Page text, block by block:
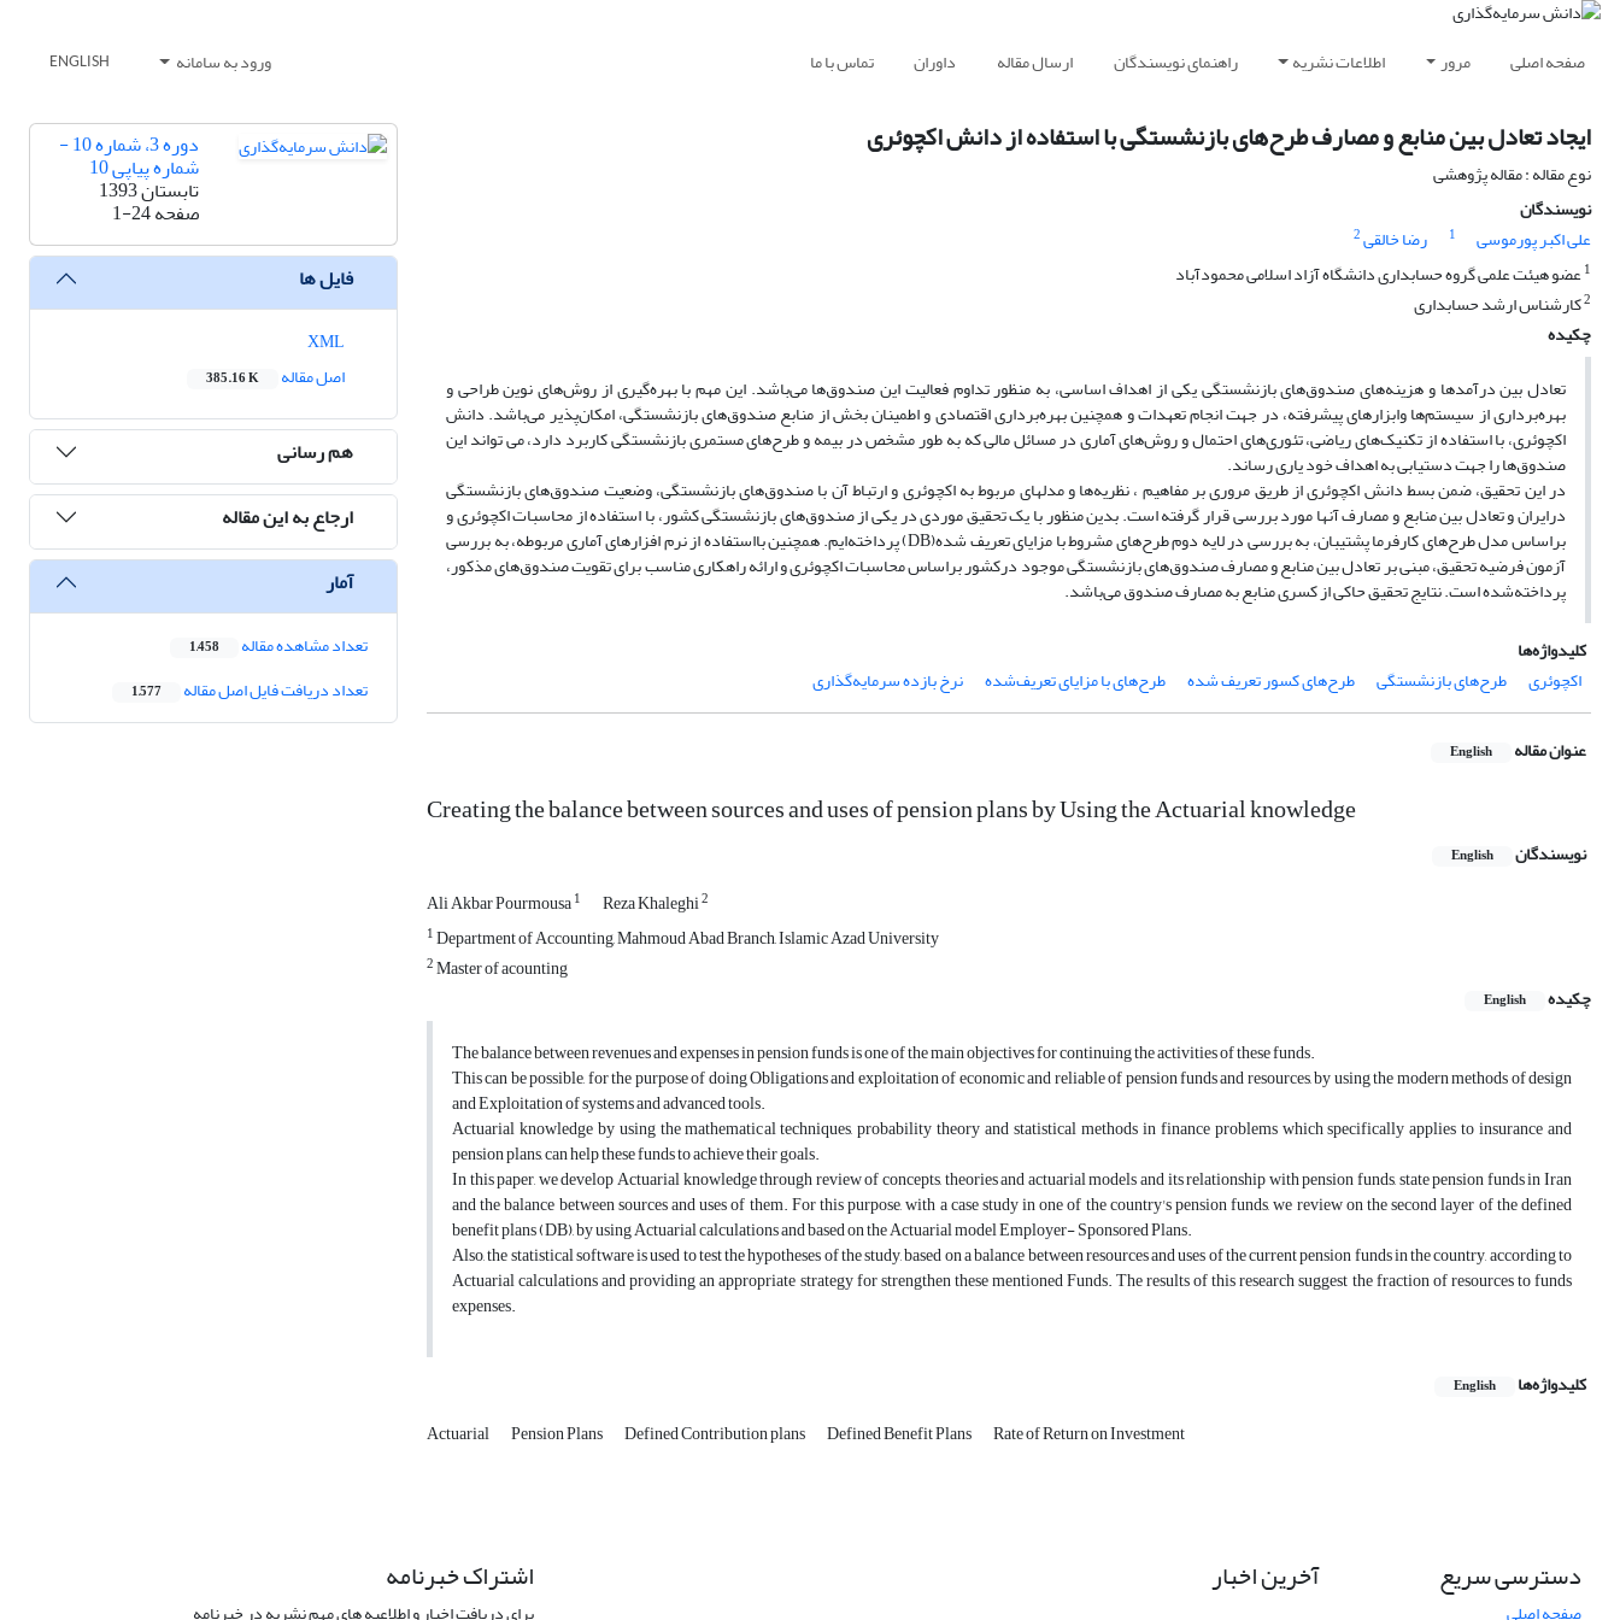
صفحه اصلی مرور اطلاعات نشریه راهنمای نویسندگان ارسال مقاله داوران تماس با ما ورود به سامانه ENGLISH
ایجاد تعادل بین منابع و مصارف طرح‌های بازنشستگی با استفاده از دانش اکچوئری
نوع مقاله : مقاله پژوهشی
نویسندگان
علی اکبر پورموسی
1 رضا خالقی2
1عضو هیئت علمی گروه حسابداری دانشگاه آزاد اسلامی محمودآباد
2کارشناس ارشد حسابداری
چکیده
تعادل بین درآمدها و هزینه‌های صندوق‌های بازنشستگی یکی از اهداف اساسی، به منظور تداوم فعالیت این صندوق‌ها می‌باشد. این مهم با بهره‌گیری از روش‌های نوین طراحی و
بهره‌برداری از سیستم‌ها وابزارهای پیشرفته، در جهت انجام تعهدات و همچنین بهره‌برداری اقتصادی و اطمینان بخش از منابع صندوق‌های بازنشستگی، امکان‌پذیر می‌باشد. دانش
اکچوئری، با استفاده از‌ تکنیک‌های ریاضی، تئوری‌های احتمال و روش‌های آماری در مسائل مالی که به طور مشخص در بیمه و طرح‌های مستمری بازنشستگی کاربرد دارد، می تواند این
صندوق‌ها را جهت دستیابی به اهداف خود یاری رساند.
در این تحقیق، ضمن بسط دانش اکچوئری از طریق مروری بر مفاهیم ، نظریه‌ها و مدلهای مربوط به اکچوئری و ارتباط آن با صندوق‌های بازنشستگی، وضعیت صندوق‌های بازنشستگی
درایران و تعادل بین منابع و مصارف آنها مورد بررسی قرار گرفته است. بدین منظور با یک تحقیق موردی در یکی از صندوق‌های بازنشستگی کشور، با استفاده از محاسبات اکچوئری و‌
براساس مدل طرح‌های کارفرما پشتیبان، به بررسی در لایه دوم طرح‌های مشروط با مزایای تعریف شده(DB) پرداخته‌ایم. ‌همچنین بااستفاده از نرم افزارهای آماری مربوطه، به بررسی
آزمون فرضیه تحقیق، مبنی بر تعادل بین منابع و مصارف صندوق‌های بازنشستگی موجود درکشور براساس محاسبات اکچوئری و ارائه راهکاری مناسب برای تقویت صندوق‌های مذکور،
پرداخته‌شده است. نتایج تحقیق حاکی از کسری منابع به مصارف صندوق می‌باشد.
کلیدواژه‌ها
اکچوئری
طرح‌های بازنشستگی طرح‌های کسور تعریف شده طرح‌های با مزایای تعریف‌شده نرخ بازده سرمایه‌گذاری
عنوان مقاله English
Creating the balance between sources and uses of pension plans by Using the Actuarial knowledge
نویسندگان English
Ali Akbar Pourmousa1 Reza Khaleghi2
1Department of Accounting, Mahmoud Abad Branch, Islamic Azad University
2Master of acounting
چکیده
English
The balance between revenues and expenses in pension funds is one of the main objectives for continuing the activities of these funds.
This can be possible, for the purpose of doing Obligations and exploitation of economic and reliable of pension funds and resources, by using the modern methods of design
and Exploitation of systems and advanced tools.
Actuarial knowledge by using the mathematical techniques, probability theory and statistical methods in finance problems which specifically applies to insurance and
pension plans, can help these funds to achieve their goals.
In this paper, we develop Actuarial knowledge through review of concepts, theories and actuarial models and its relationship with pension funds, state pension funds in Iran
and the balance between sources and uses of them. For this purpose, with a case study in one of the country's pension funds, we review on the second layer of the defined
benefit plans (DB), by using Actuarial calculations and based on the Actuarial model Employer- Sponsored Plans.
Also, the statistical software is used to test the hypotheses of the study, based on a balance between resources and uses of the current pension funds in the country, according to
Actuarial calculations and providing an appropriate strategy for strengthen these mentioned Funds. The results of this research suggest the fraction of resources to funds
expenses.
کلیدواژه‌ها English
Actuarial Pension Plans Defined Contribution plans Defined Benefit Plans Rate of Return on Investment
دوره 3، شماره 10 -
شماره پیاپی 10
تابستان 1393
صفحه1-24
فایل ها
اصل مقاله
385.16 K
هم رسانی
ارجاع به این مقاله
آمار
تعداد مشاهده مقاله 1,458
تعداد دریافت فایل اصل مقاله 1,577
دسترسی سریع آخرین اخبار اشتراک خبرنامه